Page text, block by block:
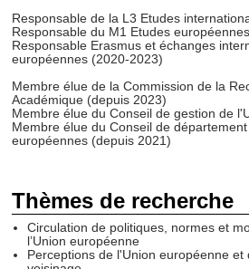
Responsable de la L3 Etudes
Responsable du M1 Etudes
Responsable Erasmus et échanges
européennes (2020-2023)
Membre élue de la Commission de la
Académique (depuis 2023)
Membre élue du Conseil de gestion de
Membre élue du Conseil de
européennes (depuis 2021)
Thèmes de recherche
Circulation de politiques, normes et
l’Union européenne
Perceptions de l'Union européenne et